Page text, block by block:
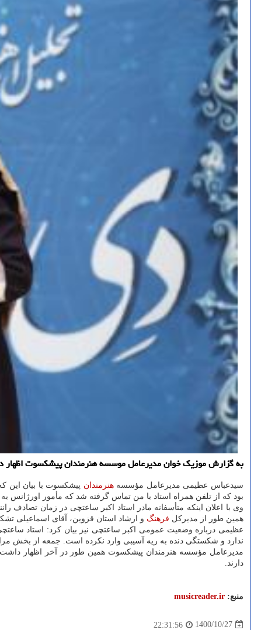
به گزارش موزیک خوان مدیرعامل موسسه هنرمندان پیشکسوت اظهار
سیدعباس عظیمی مدیرعامل مؤسسههنرمندان
بود که از تلفن همراه استاد با من تماس گرفته شد که مأمور
همین طور از مدیرکل فرهنگ و ارشاد استان قزوین، آقای اسماعیلی
ندارد و شکستگی دنده به ریه آسیبی وارد نکرده است. جمعه از بخش
مدیرعامل مؤسسه هنرمندان پیشکسوت همین طور در آخر اظهار
دارند.
منبع: musicreader.ir
1400/10/27
22:31:56